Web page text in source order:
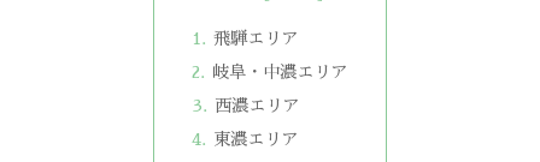
飛騨エリア
岐阜・中濃エリア
西濃エリア
東濃エリア